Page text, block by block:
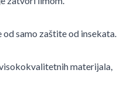
samo zaštite od insekata.
materijala,